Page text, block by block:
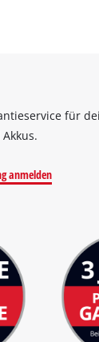
für
anmelden